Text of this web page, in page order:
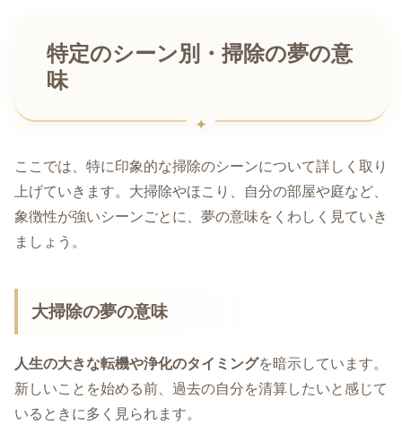
特定のシーン別・掃除の夢の意
味
ここでは、特に印象的な掃除のシーンについて詳しく取り
上げていきます。大掃除やほこり、自分の部屋や庭など、
象徴性が強いシーンごとに、夢の意味をくわしく見ていき
ましょう。
大掃除の夢の意味
人生の大きな転機や浄化のタイミングを暗示しています。
新しいことを始める前、過去の自分を清算したいと感じて
いるときに多く見られます。